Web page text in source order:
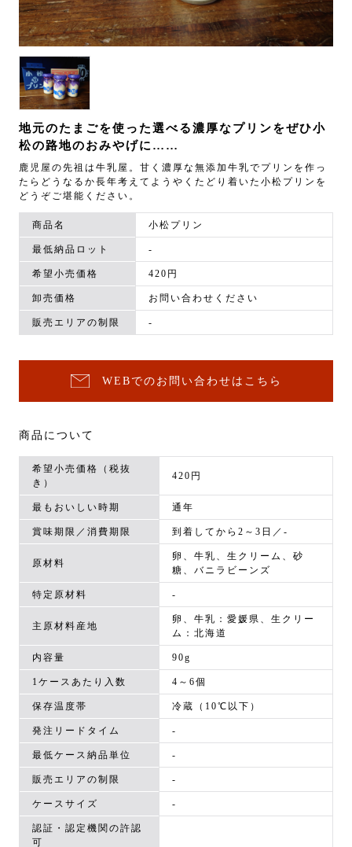
地元のたまごを使った選べる濃厚なプリンをぜひ小
松の路地のおみやげに……
鹿児屋の先祖は牛乳屋。甘く濃厚な無添加牛乳でプリンを作っ
たらどうなるか長年考えてようやくたどり着いた小松プリンを
どうぞご堪能ください。
商品名 小松プリン
最低納品ロット -
希望小売価格 420円
卸売価格 お問い合わせください
販売エリアの制限 -
WEBでのお問い合わせはこちら
商品について
希望小売価格（税抜
き）
420円
最もおいしい時期 通年
賞味期限／消費期限 到着してから2～3日／-
原材料
卵、牛乳、生クリーム、砂
糖、バニラビーンズ
特定原材料 -
主原材料産地
卵、牛乳：愛媛県、生クリー
ム：北海道
内容量 90g
1ケースあたり入数 4～6個
保存温度帯 冷蔵（10℃以下）
発注リードタイム -
最低ケース納品単位 -
販売エリアの制限 -
ケースサイズ -
認証・認定機関の許認
可